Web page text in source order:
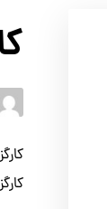
کارگزاری ۷ مجوز فعالیت